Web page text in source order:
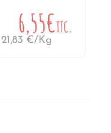
6,55€TTC.
21,83 €/Kg